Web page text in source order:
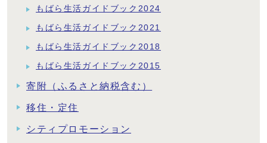
もばら生活ガイドブック2024
もばら生活ガイドブック2021
もばら生活ガイドブック2018
もばら生活ガイドブック2015
寄附（ふるさと納税含む）
移住・定住
シティプロモーション